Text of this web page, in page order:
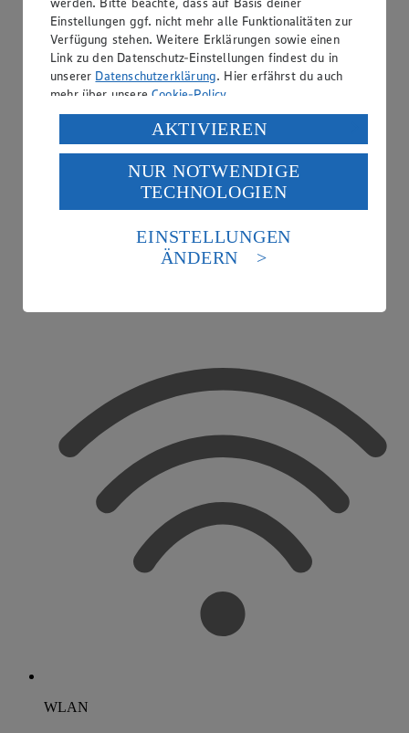
WLAN
Einstellungen ggf. nicht mehr alle Funktionalitäten zur
Verfügung stehen. Weitere Erklärungen sowie einen
Link zu den Datenschutz-Einstellungen findest du in
unserer Datenschutzerklärung. Hier erfährst du auch
mehr über unsereCookie-Policy.
Verarbeitung deiner personenbezogenen Daten in den
USA durch Facebook und YouTube:
Wenn du auf „Aktivieren“ klickst, willigst du im Sinne
des Art. 49 Abs. 1 Satz 1 lit. a) DSGVO ein, dass deine
Daten in den USA verarbeitet werden. Der EuGH sieht
die USA als Land mit einem nach europäischen
Standards nicht angemessenen Datenschutzniveau an.
Es besteht das Risiko eines Zugriffs durch US-
Informationen zum Herausgeber der Seite findest du
AKTIVIEREN
NUR NOTWENDIGE
TECHNOLOGIEN
EINSTELLUNGEN
ÄNDERN